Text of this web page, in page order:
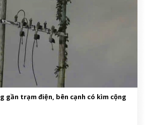
gần trạm điện, bên cạnh có kìm cộng